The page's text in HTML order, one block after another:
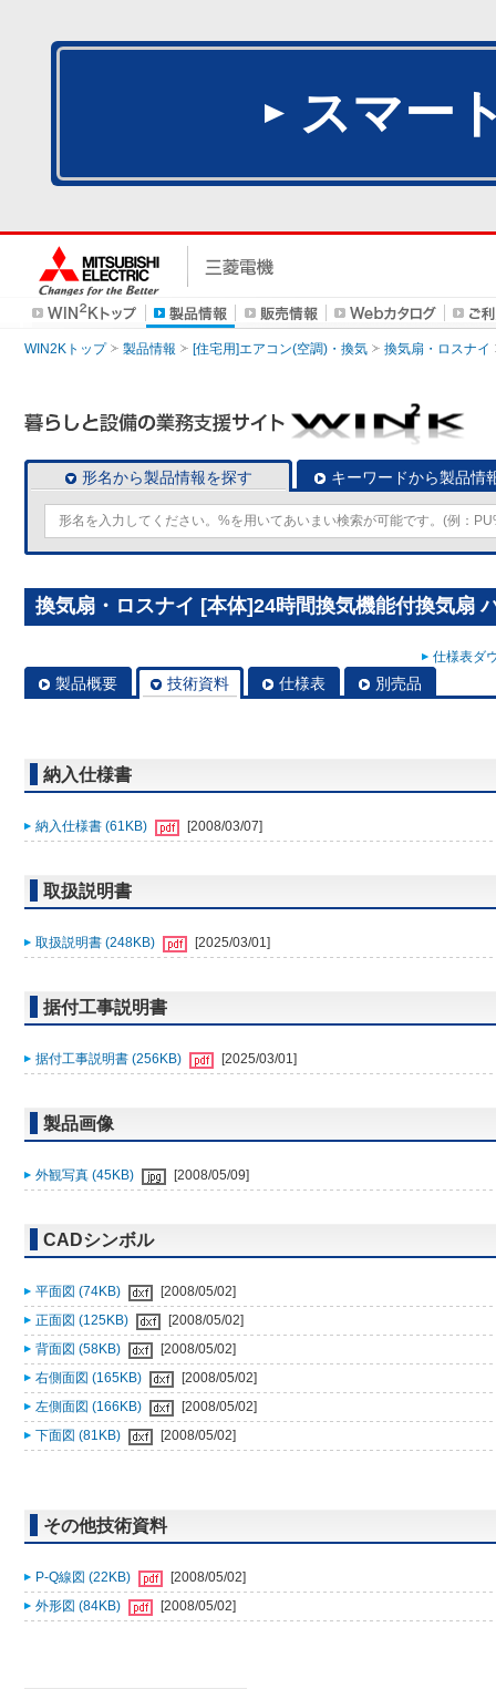
スマー
WIN2Kトップ 製品情報 [住宅用]エアコン(空調)・換気 換気扇・ロスナイ
形名から製品情報を探す キーワードから製品情
換気扇・ロスナイ [本体]24時間換気機能付換気扇
仕様表ダ
製品概要 技術資料 仕様表 別売品
納入仕様書
納入仕様書 (61KB) [2008/03/07]
取扱説明書
取扱説明書 (248KB) [2025/03/01]
据付工事説明書
据付工事説明書 (256KB) [2025/03/01]
製品画像
外観写真 (45KB) [2008/05/09]
CADシンボル
平面図 (74KB)
[2008/05/02]
正面図 (125KB)
[2008/05/02]
背面図 (58KB)
[2008/05/02]
右側面図 (165KB)
[2008/05/02]
左側面図 (166KB)
[2008/05/02]
下面図 (81KB)
[2008/05/02]
その他技術資料
P-Q線図 (22KB)
[2008/05/02]
外形図 (84KB)
[2008/05/02]